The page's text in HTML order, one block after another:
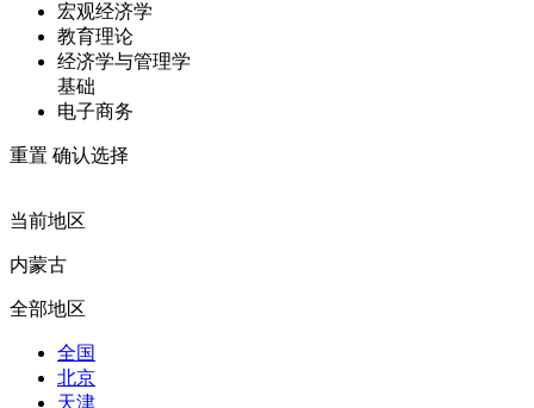
宏观经济学
教育理论
经济学与管理学
基础
电子商务
重置 确认选择
当前地区
内蒙古
全部地区
全国
北京
天津